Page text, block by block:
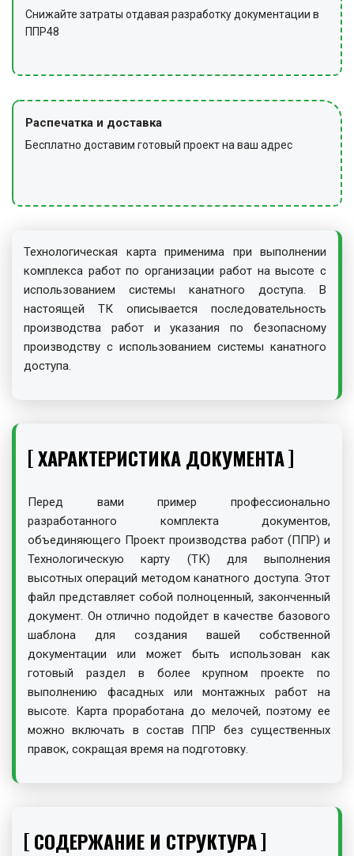
Снижайте затраты отдавая разработку документации в
ППР48
Распечатка и доставка
Бесплатно доставим готовый проект на ваш адрес
Технологическая карта применима при выполнении
комплекса работ по организации работ на высоте с
использованием системы канатного доступа. В
настоящей ТК описывается последовательность
производства работ и указания по безопасному
производству с использованием системы канатного
доступа.
ХАРАКТЕРИСТИКА ДОКУМЕНТА
Перед вами пример профессионально
разработанного комплекта документов,
объединяющего Проект производства работ (ППР) и
Технологическую карту (ТК) для выполнения
высотных операций методом канатного доступа. Этот
файл представляет собой полноценный, законченный
документ. Он отлично подойдет в качестве базового
шаблона для создания вашей собственной
документации или может быть использован как
готовый раздел в более крупном проекте по
выполнению фасадных или монтажных работ на
высоте. Карта проработана до мелочей, поэтому ее
можно включать в состав ППР без существенных
правок, сокращая время на подготовку.
СОДЕРЖАНИЕ И СТРУКТУРА